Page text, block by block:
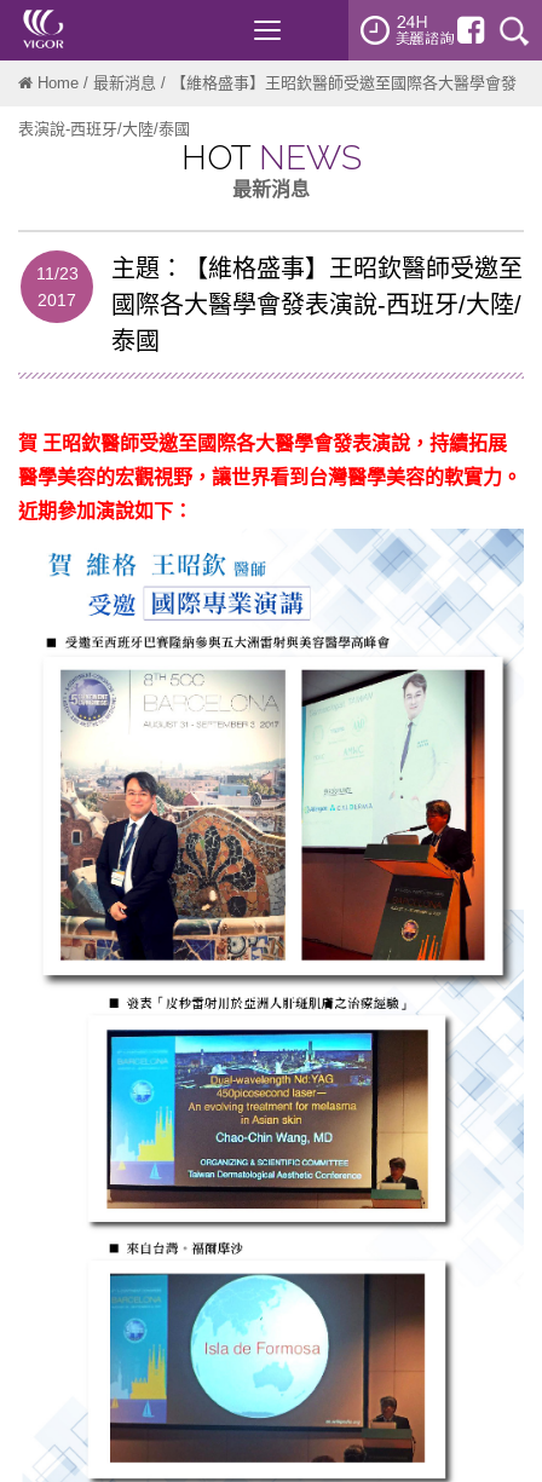
Toggle
navigation
Home / 最新消息 / 【維格盛事】王昭欽醫師受邀至國際各大醫學會發
表演說-西班牙/大陸/泰國
HOT NEWS
最新消息
11/23
2017
主題：【維格盛事】王昭欽醫師受邀至
國際各大醫學會發表演說-西班牙/大陸/
泰國
賀 王昭欽醫師受邀至國際各大醫學會發表演說，持續拓展
醫學美容的宏觀視野，讓世界看到台灣醫學美容的軟實力。
近期參加演說如下：